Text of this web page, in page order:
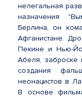
нелегальная
назначения
Берлина, он
Афганистане.
Пекине и Нью-
Абеля, заброске
создания
неонацистов в
В основе